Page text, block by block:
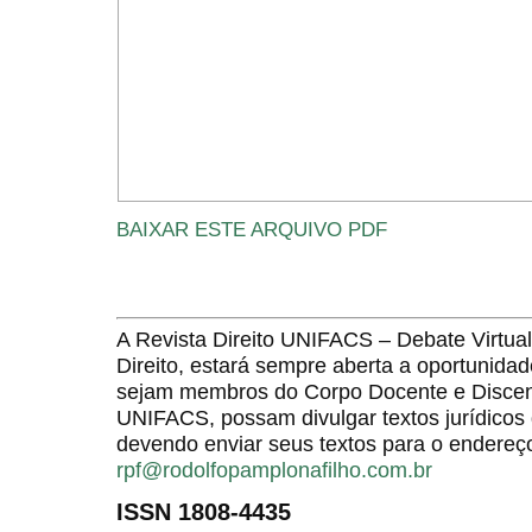
BAIXAR ESTE ARQUIVO PDF
A Revista Direito UNIFACS – Debate
Direito, estará sempre aberta a
sejam membros do Corpo Docente e
UNIFACS, possam divulgar textos
devendo enviar seus textos para o
rpf@rodolfopamplonafilho.com.br
ISSN 1808-4435